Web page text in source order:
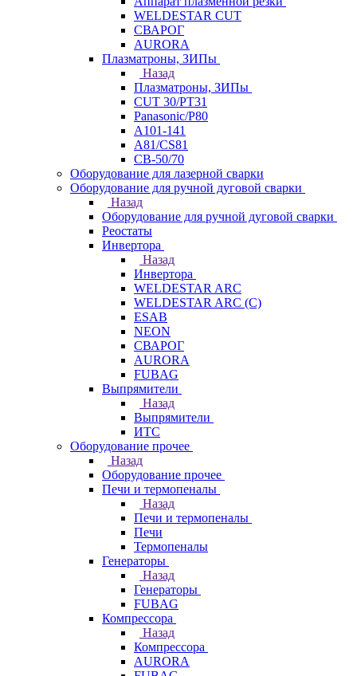
WELDESTAR CUT
СВАРОГ
AURORA
Плазматроны, ЗИПы
Назад
Плазматроны, ЗИПы
CUT 30/PT31
Panasonic/P80
А101-141
А81/CS81
СВ-50/70
Оборудование для лазерной сварки
Оборудование для ручной дуговой сварки
Назад
Оборудование для ручной дуговой сварки
Реостаты
Инвертора
Назад
Инвертора
WELDESTAR ARC
WELDESTAR ARC (С)
ESAB
NEON
СВАРОГ
AURORA
FUBAG
Выпрямители
Назад
Выпрямители
ИТС
Оборудование прочее
Назад
Оборудование прочее
Печи и термопеналы
Назад
Печи и термопеналы
Печи
Термопеналы
Генераторы
Назад
Генераторы
FUBAG
Компрессора
Назад
Компрессора
AURORA